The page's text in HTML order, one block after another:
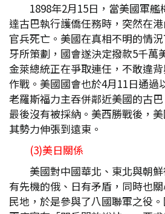
1898年2月15日，當美國軍
達古巴執行護僑任務時，突然在
官兵死亡。美國在真相不明的情
牙所策劃，國會遂決定撥款5千萬
金萊總統正在爭取連任，不敢違
作戰。美國國會也於4月11日通過
老羅斯福力主吞併鄰近美國的古
最後沒有被採納。美西勝戰後，
其勢力伸張到遠東。
(3)美日關係
美國對中國華北、東北與朝
有先機的俄、日有矛盾，同時也
民地，於是參與了八國聯軍之役